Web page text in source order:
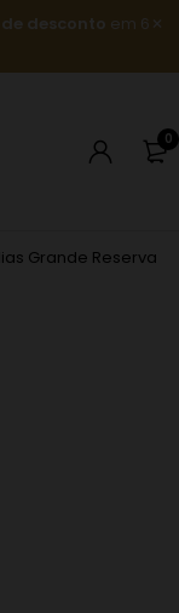
de desconto em 6
0
Grande Reserva